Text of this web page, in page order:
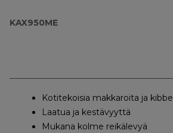
KAX950ME
Kotitekoisia makkaroita ja
Laatua ja kestävyyttä
Mukana kolme reikälevyä